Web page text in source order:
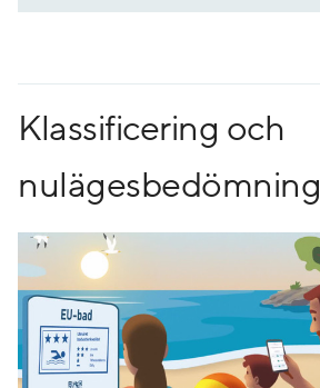
Klassificering och
nulägesbedömning